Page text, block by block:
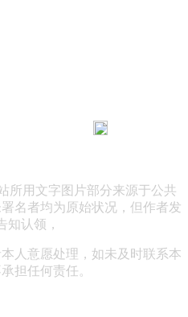
所用文字图片部分来源于公共
名者均为原始状况，但作者发
知认领，
人意愿处理，如未及时联系本
担任何责任。